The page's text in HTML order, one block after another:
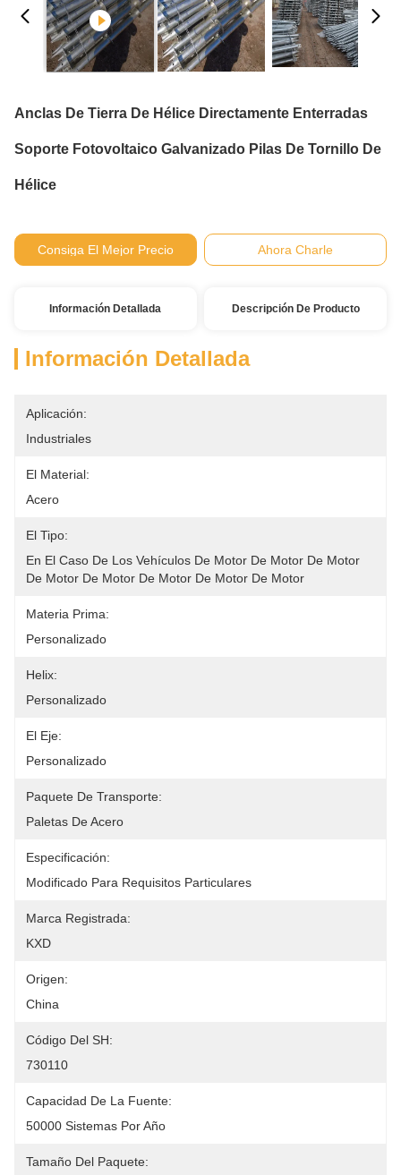
Anclas De Tierra De Hélice Directamente Enterradas
Soporte Fotovoltaico Galvanizado Pilas De Tornillo De
Hélice
Consiga El Mejor Precio Ahora Charle
Información Detallada Descripción De Producto
Información Detallada
Aplicación:
Industriales
El Material:
Acero
El Tipo:
En El Caso De Los Vehículos De Motor De Motor De Motor
De Motor De Motor De Motor De Motor De Motor
Materia Prima:
Personalizado
Helix:
Personalizado
El Eje:
Personalizado
Paquete De Transporte:
Paletas De Acero
Especificación:
Modificado Para Requisitos Particulares
Marca Registrada:
KXD
Origen:
China
Código Del SH:
730110
Capacidad De La Fuente:
50000 Sistemas Por Año
Tamaño Del Paquete: